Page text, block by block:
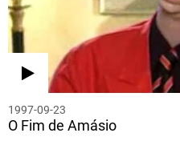
1997-09-23
O Fim de Amásio